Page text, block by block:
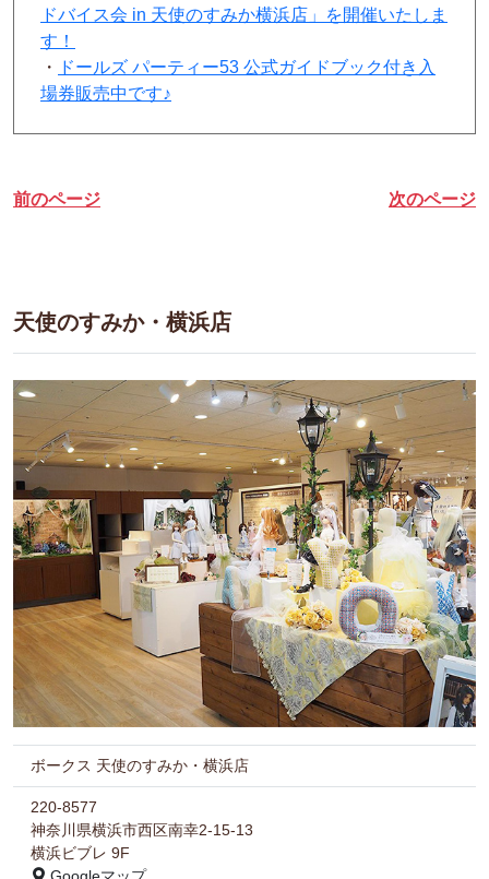
ドバイス会 in 天使のすみか横浜店」を開催いたしま
す！
・
ドールズ パーティー53 公式ガイドブック付き入
場券販売中です♪
前のページ 次のページ
天使のすみか・横浜店
ボークス 天使のすみか・横浜店
220-8577
神奈川県横浜市西区南幸2-15-13
横浜ビブレ 9F